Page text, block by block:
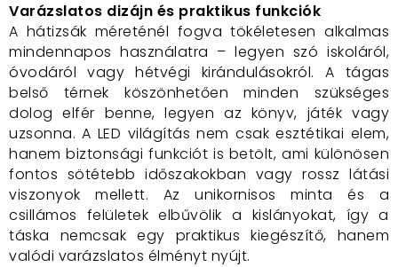
Varázslatos dizájn és praktikus funkciók
A hátizsák méreténél fogva tökéletesen alkalmas
mindennapos használatra – legyen szó iskoláról,
óvodáról vagy hétvégi kirándulásokról. A tágas
belső térnek köszönhetően minden szükséges
dolog elfér benne, legyen az könyv, játék vagy
uzsonna. A LED világítás nem csak esztétikai elem,
hanem biztonsági funkciót is betölt, ami különösen
fontos sötétebb időszakokban vagy rossz látási
viszonyok mellett. Az unikornisos minta és a
csillámos felületek elbűvölik a kislányokat, így a
táska nemcsak egy praktikus kiegészítő, hanem
valódi varázslatos élményt nyújt.